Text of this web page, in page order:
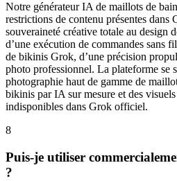
Notre générateur IA de maillots de
restrictions de contenu présentes
souveraineté créative totale au design
d’une exécution de commandes sans
de bikinis Grok, d’une précision
photo professionnel. La plateforme se
photographie haut de gamme de
bikinis par IA sur mesure et des
indisponibles dans Grok officiel.
8
Puis-je utiliser
?